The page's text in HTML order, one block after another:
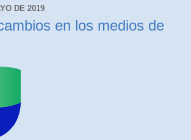
DE 2019
en los medios de